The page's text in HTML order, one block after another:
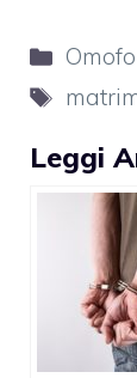
Tag
Leggi